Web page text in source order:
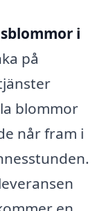
i
på
blommor
når fram i